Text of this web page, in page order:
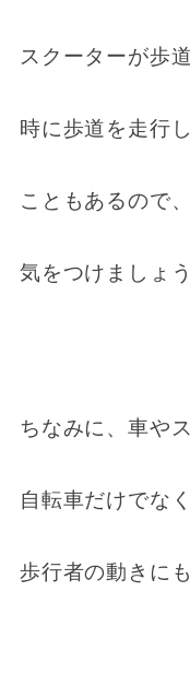
スクーターが歩
時に歩道を走行
こともあるので、
気をつけましょう
ちなみに、車や
自転車だけでなく
歩行者の動きにも